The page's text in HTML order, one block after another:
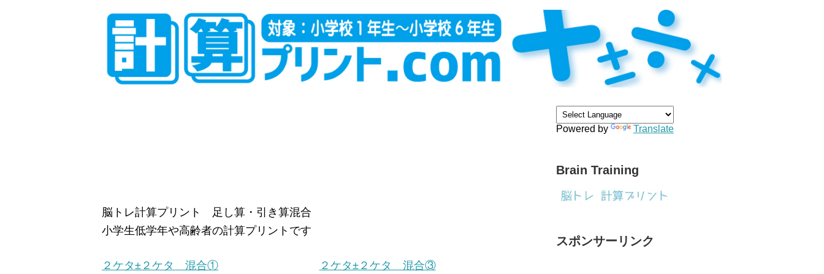
脳トレ計算プリント 足し算・引き算混合
小学生低学年や高齢者の計算プリントです
２ケタ±２ケタ 混合① ２ケタ±２ケタ 混合③
Powered by Translate
Brain Training
スポンサーリンク